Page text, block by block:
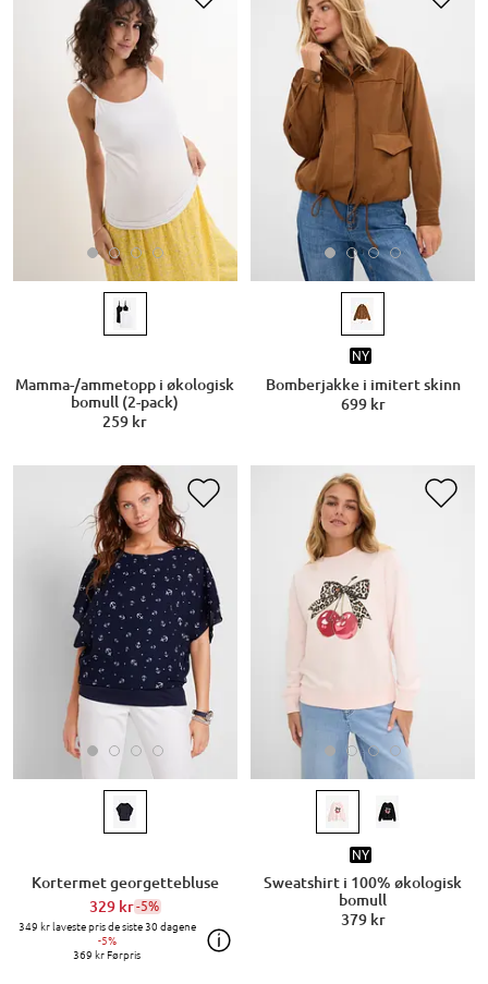
Mamma-/ammetopp i økologisk
bomull (2-pack)
259 kr
NY
Bomberjakke i imitert skinn
699 kr
Kortermet georgettebluse
329 kr-5%
349 krlaveste pris de siste 30 dagene
-5%
369 krFørpris
NY
Sweatshirt i 100% økologisk
bomull
379 kr